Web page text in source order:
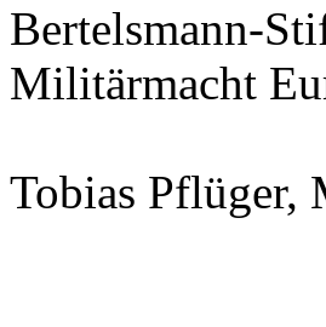
Bertelsmann-
Militärmacht
Tobias Pflüger,